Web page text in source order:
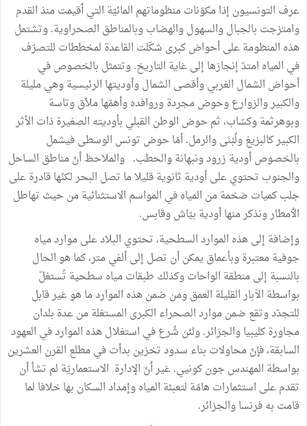
عرف التونسيون إذامكوّناتمنظوماتهم المائيّة التيٲقيمتمنذالقدم
وامتزجت بالجبالوالسهولوالهضابوبالمناطق الصحراوية.وتشتمل
هذه المنظومةعلىأحواضكبرى شكّلت القاعدة لمخططات للتصرّف
في المياه امتدّإنجازها إلىغاية التاريخ.وتتمثل بالخصوصفي
أحواض الشمال الغربيوأقصى الشمالوأوديتها الرئيسيةوهيمليلة
والكبيروالزوارعوحوضمجردةوروافدهوأهمّهاملاّقوتاسة
وبوهرثمةوكسّاب،ثمحوض الوطن القبلي بأوديته الصغيرةذات الأثر
الكبيركالبزيغولُبْنَىوالرمل.أمّاحوض تونس الوسطىفيشمل
بالخصوصأودية زرودونبهانةوالحطب. والملاحظأنّمناطق الساحل
والجنوب تحتويعلىأودية ثانويةقليلاما تصل البحرلكنّهاقادرةعلى
جلبكميات ضخمةمن المياهفي المواسم الاستثنائيةمنحيث تهاطل
الٲمطارونذكرمنهاأودية بيّاشوقابس.
وإضافة إلى هذه المواردالسطحية،تحتوي البلادعلىمواردمياه
جوفيةمعتبرةوبأعماق يمكنأن تصل إلىألفيمتر،كما هوالحال
بالنسبة إلىمنطقة الواحاتوكذلك طبقاتمياه سطحية تُستغلّ
بواسطة الآبارالقليلة العمقومن ضمن هذه المواردما هوغيرقابل
للتجدّدوتقع ضمنمواردالصحراء الكبرى المستغلةمنعدة بلدان
مجاورةكليبياوالجزائر.ولئن شُرعفي استغلال هذه المواردفي العهود
السابقة،فإنّمحاولات بناء سدودتخزين بدأتفيمطلع القرن العشرين
بواسطة المهندسجونكونيي.غيرٲنّ الإدارة الاستعماريّة لم تشأأن
تقدمعلى استثمارات هامّة لتعبئة المياهوإمدادالسكان بهاخلافا لما
قامت بهفرنساوالجزائر.